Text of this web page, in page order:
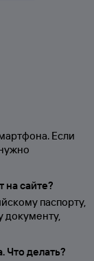
Если
на сайте?
паспорту,
документу,
Что делать?